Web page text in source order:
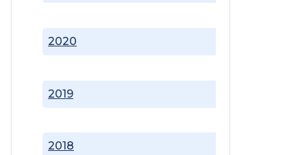
2018
2019
2020